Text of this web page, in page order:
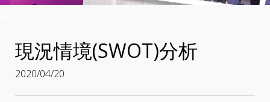
現況情境(SWOT)分析
2020/04/20